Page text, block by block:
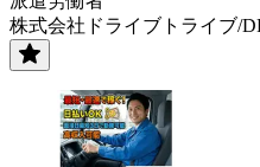
株式会社ドライブトライブ/